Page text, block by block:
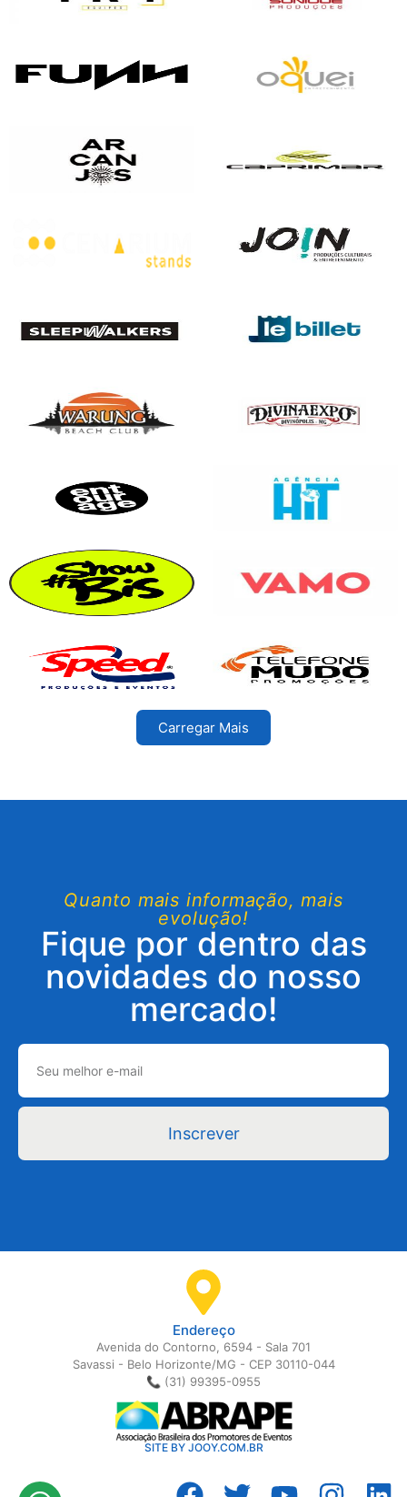
Carregar Mais
Quanto mais informação, mais
evolução!
Fique por dentro das
novidades do nosso
mercado!
Inscrever
Endereço
Avenida do Contorno, 6594 - Sala 701
Savassi - Belo Horizonte/MG - CEP 30110-044
📞 (31) 99395-0955
SITE BY JOOY.COM.BR